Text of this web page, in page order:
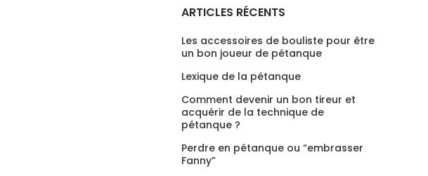
ARTICLES RÉCENTS
Les accessoires de bouliste pour être
un bon joueur de pétanque
Lexique de la pétanque
Comment devenir un bon tireur et
acquérir de la technique de
pétanque ?
Perdre en pétanque ou “embrasser
Fanny”